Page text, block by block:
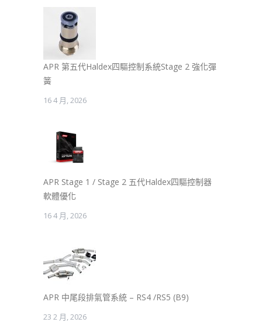
APR 第五代Haldex四驅控制系統Stage 2 強化彈
簧
16 4 月, 2026
APR Stage 1 / Stage 2 五代Haldex四驅控制器
軟體優化
16 4 月, 2026
APR 中尾段排氣管系統 – RS4 /RS5 (B9)
23 2 月, 2026